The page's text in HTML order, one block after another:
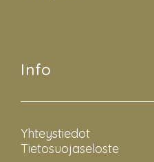
Info
Yhteystiedot
Tietosuojaseloste